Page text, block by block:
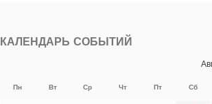
КАЛЕНДАРЬ СОБЫТИЙ
Пн Вт Ср Чт Пт Сб